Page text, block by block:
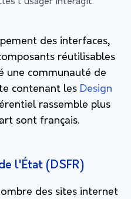
des interfaces,
réutilisables
une communauté de
contenant les Design
rassemble plus
sont français.
l'État (DSFR)
des sites internet